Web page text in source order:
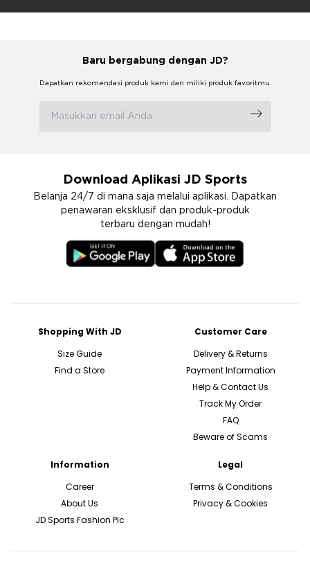
Baru bergabung dengan JD?
Dapatkan rekomendasi produk kami dan miliki produk favoritmu.
Download Aplikasi JD Sports
Belanja 24/7 di mana saja melalui aplikasi. Dapatkan
penawaran eksklusif dan produk-produk
terbaru dengan mudah!
Shopping With JD
Size Guide
Find a Store
Customer Care
Delivery & Returns
Payment Information
Help & Contact Us
Track My Order
FAQ
Beware of Scams
Information
Career
About Us
JD Sports Fashion Plc
Legal
Terms & Conditions
Privacy & Cookies